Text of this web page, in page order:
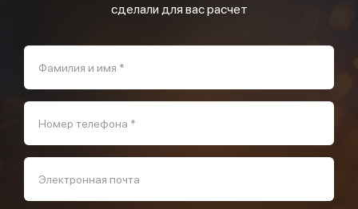
сделали для вас расчет
Фамилия и имя *
Номер телефона *
Электронная почта